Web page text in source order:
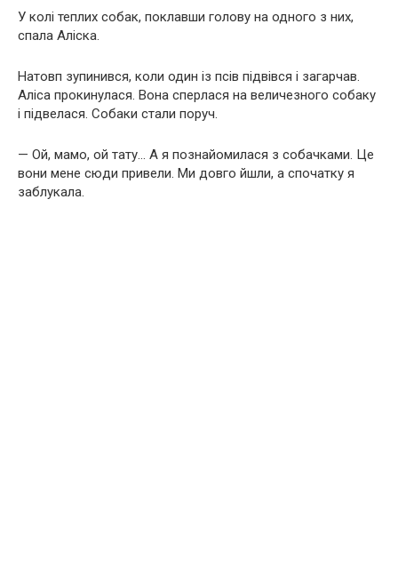
У колі теплих собак, поклавши голову на одного з них,
спала Аліска.
Натовп зупинився, коли один із псів підвівся і загарчав.
Аліса прокинулася. Вона сперлася на величезного собаку
і підвелася. Собаки стали поруч.
— Ой, мамо, ой тату… А я познайомилася з собачками. Це
вони мене сюди привели. Ми довго йшли, а спочатку я
заблукала.